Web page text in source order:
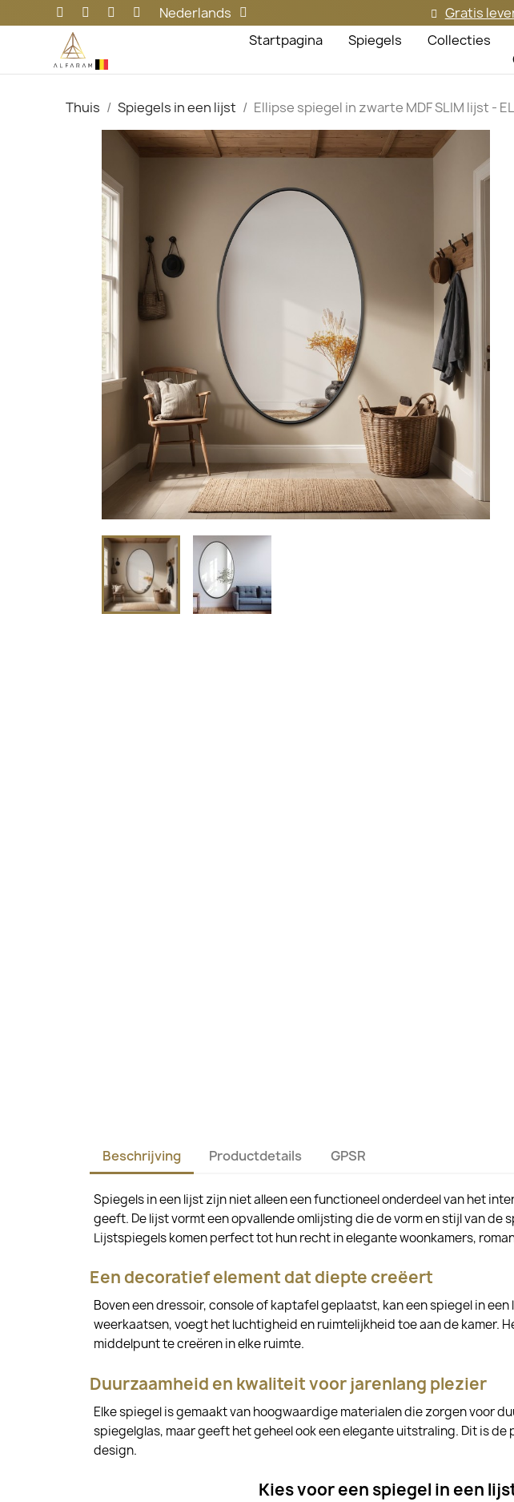
Nederlands Gratis
Startpagina
Spiegels Collecties
Thuis Spiegels in een lijst Ellipse spiegel in zwarte MDF SLIM lijst -
Beschrijving Productdetails GPSR
Spiegels in een lijst zijn niet alleen een functioneel onderdeel van het
geeft. De lijst vormt een opvallende omlijsting die de vorm en stijl van
Lijstspiegels komen perfect tot hun recht in elegante woonkamers,
Een decoratief element dat diepte creëert
Boven een dressoir, console of kaptafel geplaatst, kan een spiegel in
weerkaatsen, voegt het luchtigheid en ruimtelijkheid toe aan de kamer.
middelpunt te creëren in elke ruimte.
Duurzaamheid en kwaliteit voor jarenlang plezier
Elke spiegel is gemaakt van hoogwaardige materialen die zorgen voor
spiegelglas, maar geeft het geheel ook een elegante uitstraling. Dit is
design.
Kies voor een spiegel in een